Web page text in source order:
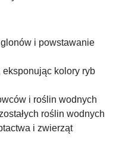
i powstawanie
eksponując kolory ryb
i roślin wodnych
roślin wodnych
i zwierząt